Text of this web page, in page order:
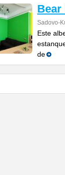
Bear
Sadovo-
Este
de